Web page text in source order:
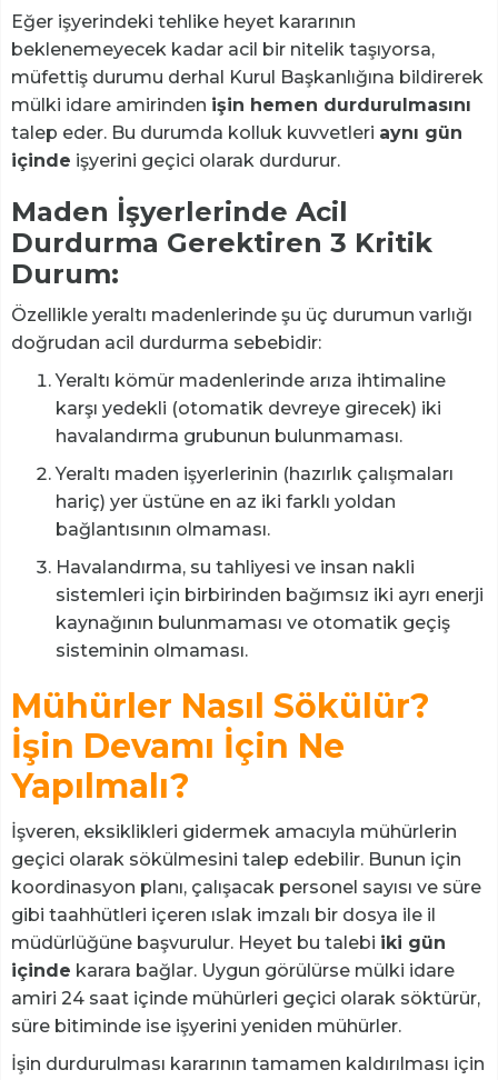
Eğer işyerindeki tehlike heyet kararının
beklenemeyecek kadar acil bir nitelik taşıyorsa,
müfettiş durumu derhal Kurul Başkanlığına bildirerek
mülki idare amirinden işin hemen durdurulmasını
talep eder. Bu durumda kolluk kuvvetleri aynı gün
içinde işyerini geçici olarak durdurur.
Maden İşyerlerinde Acil
Durdurma Gerektiren 3 Kritik
Durum:
Özellikle yeraltı madenlerinde şu üç durumun varlığı
doğrudan acil durdurma sebebidir:
Yeraltı kömür madenlerinde arıza ihtimaline
karşı yedekli (otomatik devreye girecek) iki
havalandırma grubunun bulunmaması.
Yeraltı maden işyerlerinin (hazırlık çalışmaları
hariç) yer üstüne en az iki farklı yoldan
bağlantısının olmaması.
Havalandırma, su tahliyesi ve insan nakli
sistemleri için birbirinden bağımsız iki ayrı enerji
kaynağının bulunmaması ve otomatik geçiş
sisteminin olmaması.
Mühürler Nasıl Sökülür?
İşin Devamı İçin Ne
Yapılmalı?
İşveren, eksiklikleri gidermek amacıyla mühürlerin
geçici olarak sökülmesini talep edebilir. Bunun için
koordinasyon planı, çalışacak personel sayısı ve süre
gibi taahhütleri içeren ıslak imzalı bir dosya ile il
müdürlüğüne başvurulur. Heyet bu talebi iki gün
içinde karara bağlar. Uygun görülürse mülki idare
amiri 24 saat içinde mühürleri geçici olarak söktürür,
süre bitiminde ise işyerini yeniden mühürler.
İşin durdurulması kararının tamamen kaldırılması için